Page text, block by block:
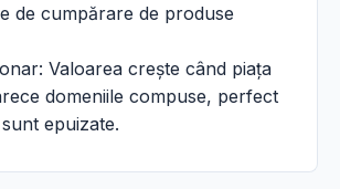
de cumpărare de produse
Valoarea crește când piața
domeniile compuse, perfect
epuizate.